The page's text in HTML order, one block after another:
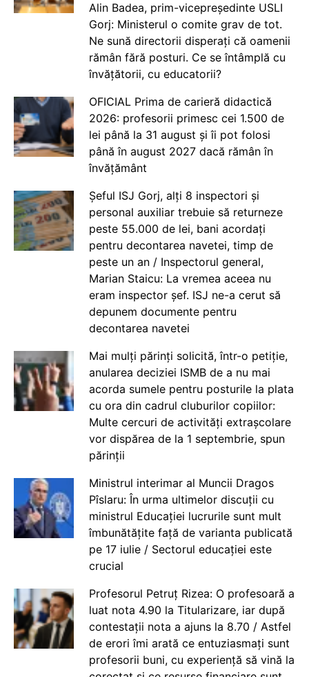
Alin Badea, prim-vicepreședinte USLI
Gorj: Ministerul o comite grav de tot.
Ne sună directorii disperați că oamenii
rămân fără posturi. Ce se întâmplă cu
învățătorii, cu educatorii?
OFICIAL Prima de carieră didactică
2026: profesorii primesc cei 1.500 de
lei până la 31 august și îi pot folosi
până în august 2027 dacă rămân în
învățământ
Șeful ISJ Gorj, alți 8 inspectori și
personal auxiliar trebuie să returneze
peste 55.000 de lei, bani acordați
pentru decontarea navetei, timp de
peste un an / Inspectorul general,
Marian Staicu: La vremea aceea nu
eram inspector șef. ISJ ne-a cerut să
depunem documente pentru
decontarea navetei
Mai mulți părinți solicită, într-o petiție,
anularea deciziei ISMB de a nu mai
acorda sumele pentru posturile la plata
cu ora din cadrul cluburilor copiilor:
Multe cercuri de activități extrașcolare
vor dispărea de la 1 septembrie, spun
părinții
Ministrul interimar al Muncii Dragos
Pîslaru: În urma ultimelor discuții cu
ministrul Educației lucrurile sunt mult
îmbunătățite față de varianta publicată
pe 17 iulie / Sectorul educației este
crucial
Profesorul Petruț Rizea: O profesoară a
luat nota 4.90 la Titularizare, iar după
contestații nota a ajuns la 8.70 / Astfel
de erori îmi arată ce entuziasmați sunt
profesorii buni, cu experiență să vină la